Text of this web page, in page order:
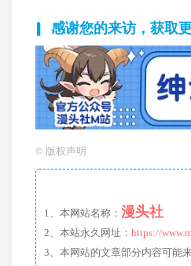
感谢您的来访，获取
© 版权声明
1、本网站名称： 漫头社
2、本站永久网址： https://
3、本网站的文章部分内容可能